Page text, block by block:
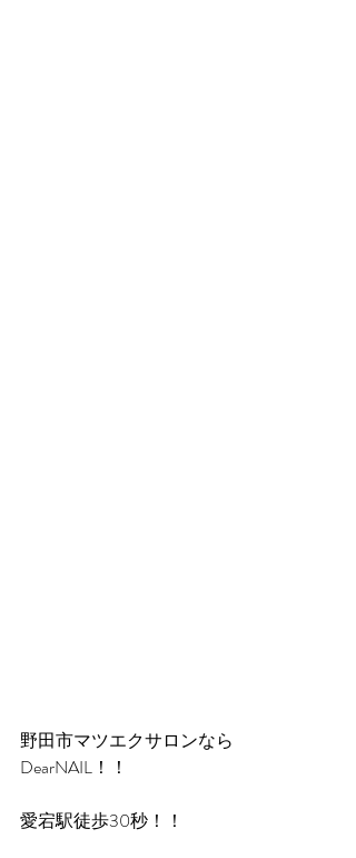
野田市マツエクサロンなら
DearNAIL！！
愛宕駅徒歩30秒！！